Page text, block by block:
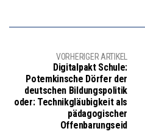
VORHERIGER ARTIKEL
Digitalpakt Schule:
Potemkinsche Dörfer der
deutschen Bildungspolitik
oder: Technikgläubigkeit als
pädagogischer
Offenbarungseid